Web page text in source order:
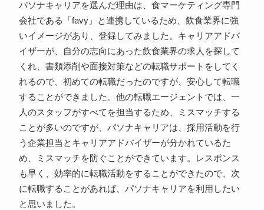
パソナキャリアを選んだ理由は、食マーケティング専門
会社である「favy」と連携しているため、飲食業界に強
いイメージがあり、登録してみました。キャリアアドバ
イザーが、自分の志向にあった飲食業界の求人を探して
くれ、書類添削や面接対策などの転職サポートをしてく
れるので、初めての転職だったのですが、安心して転職
することができました。他の転職エージェントでは、一
人のスタッフがすべてを担当するため、ミスマッチする
ことが多いのですが、パソナキャリアは、採用活動を行
う企業担当とキャリアアドバイザーが分かれているた
め、ミスマッチを防ぐことができています。レスポンス
も早く、効率的に転職活動をすることができたので、次
に転職することがあれば、パソナキャリアを利用したい
と思いました。